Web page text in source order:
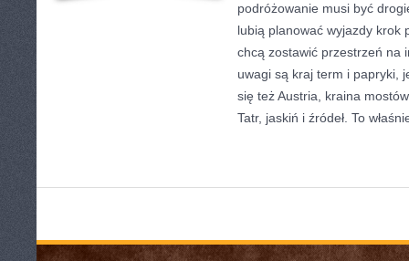
podróżowanie musi być
lubią planować wyjazdy krok
chcą zostawić przestrzeń na
uwagi są kraj term i papryki,
się też Austria, kraina
Tatr, jaskiń i źródeł. To